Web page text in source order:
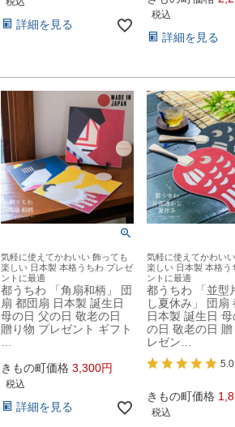
詳細を見る
税込
詳細を見る
気軽に使えてかわいい 飾っても
楽しい 日本製 本格うちわ プレゼ
ントに最適
都うちわ 「角扇和柄」 団
扇 都団扇 日本製 誕生日
母の日 父の日 敬老の日
贈り物 プレゼント ギフト
きもの町価格 3,300
税込
詳細を見る
気軽に使えてかわい
楽しい 日本製 本格う
ントに最適
都うちわ 「並型
し夏休み」 団扇
日本製 誕生日
の日 敬老の日
レゼン…
5.0
きもの町価格
税込